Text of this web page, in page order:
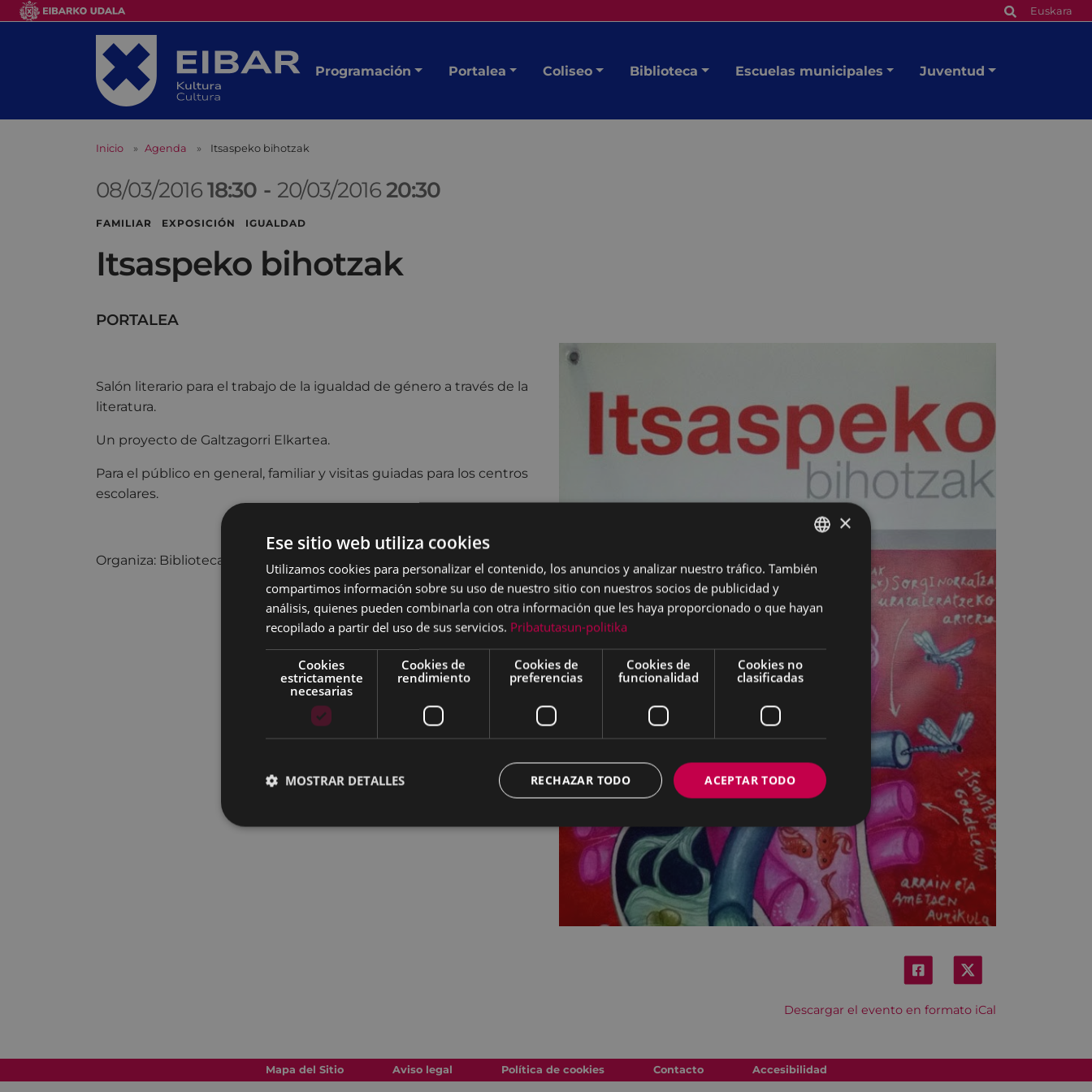
Euskara
Programación Portalea Coliseo Biblioteca Escuelas municipales Juventud
Inicio Agenda Itsaspeko bihotzak
08/03/201618:30 - 20/03/201620:30
FAMILIAR EXPOSICIÓN IGUALDAD
Itsaspeko bihotzak
PORTALEA
Descargar el evento en formato iCal
Salón literario para el trabajo de la igualdad de género a través de la
literatura.
Un proyecto de Galtzagorri Elkartea.
Para el público en general, familiar y visitas guiadas para los centros
escolares.
Organiza: Biblioteca JUAN SAN MARTIN
Mapa del Sitio Aviso legal Política de cookies Contacto Accesibilidad
BASQUE
×
Ese sitio web utiliza cookies
Utilizamos cookies para personalizar el contenido, los anuncios y analizar nuestro tráfico. También
compartimos información sobre su uso de nuestro sitio con nuestros socios de publicidad y
análisis, quienes pueden combinarla con otra información que les haya proporcionado o que hayan
recopilado a partir del uso de sus servicios. Pribatutasun-politika
Cookies
estrictamente
necesarias
Cookies de
rendimiento
Cookies de
preferencias
Cookies de
funcionalidad
Cookies no
clasificadas
ACEPTAR TODO
RECHAZAR TODO
MOSTRAR DETALLES